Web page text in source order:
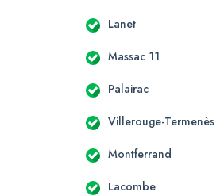
Lanet
Massac 11
Palairac
Villerouge-Termenès
Montferrand
Lacombe